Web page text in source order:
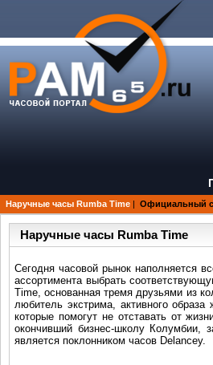
Наручные часы Rumba Time | Официальный
Наручные часы Rumba Time
Сегодня часовой рынок наполняется
ассортимента выбрать
Time, основанная тремя друзьями из
любитель экстрима, активного
которые помогут не отставать от
окончивший бизнес-школу
является поклонником часов Delancey.